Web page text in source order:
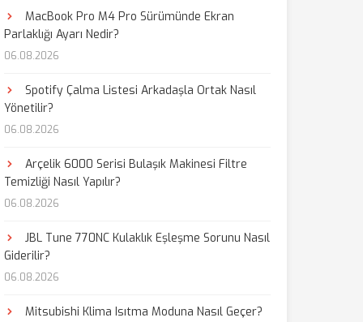
MacBook Pro M4 Pro Sürümünde Ekran
Parlaklığı Ayarı Nedir?
06.08.2026
Spotify Çalma Listesi Arkadaşla Ortak Nasıl
Yönetilir?
06.08.2026
Arçelik 6000 Serisi Bulaşık Makinesi Filtre
Temizliği Nasıl Yapılır?
06.08.2026
JBL Tune 770NC Kulaklık Eşleşme Sorunu Nasıl
Giderilir?
06.08.2026
Mitsubishi Klima Isıtma Moduna Nasıl Geçer?